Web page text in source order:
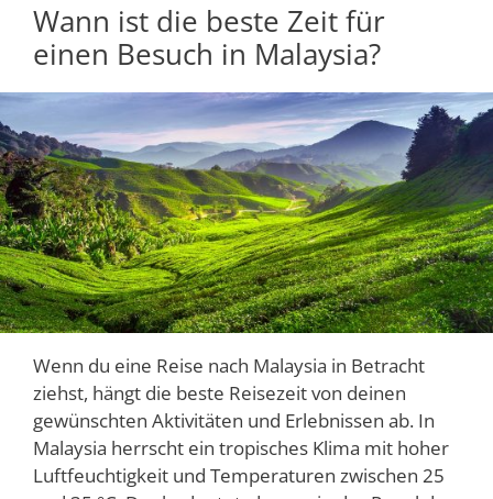
Wann ist die beste Zeit für
einen Besuch in Malaysia?
Wenn du eine Reise nach Malaysia in Betracht
ziehst, hängt die beste Reisezeit von deinen
gewünschten Aktivitäten und Erlebnissen ab. In
Malaysia herrscht ein tropisches Klima mit hoher
Luftfeuchtigkeit und Temperaturen zwischen 25